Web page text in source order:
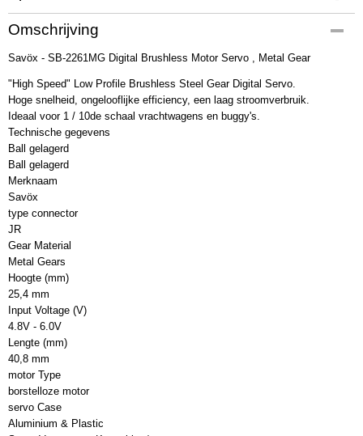
Productcode
SB-2261MG
EAN code
Productcode leverancier
SB-2261MG
Bruto gewicht
0,40 Kg
Omschrijving
Savöx - SB-2261MG Digital Brushless Motor Servo , Metal Gear
"High Speed" Low Profile Brushless Steel Gear Digital Servo.
Hoge snelheid, ongelooflijke efficiency, een laag stroomverbruik.
Ideaal voor 1 / 10de schaal vrachtwagens en buggy's.
Technische gegevens
Ball gelagerd
Ball gelagerd
Merknaam
Savöx
type connector
JR
Gear Material
Metal Gears
Hoogte (mm)
25,4 mm
Input Voltage (V)
4.8V - 6.0V
Lengte (mm)
40,8 mm
motor Type
borstelloze motor
servo Case
Aluminium & Plastic